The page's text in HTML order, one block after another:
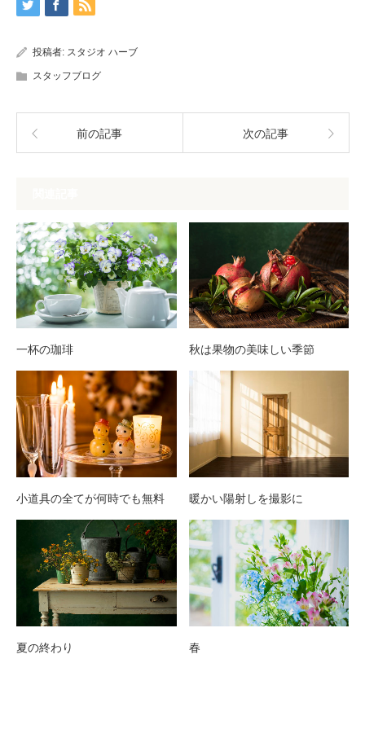
投稿者: スタジオ ハーブ
スタッフブログ
前の記事 次の記事
一杯の珈琲 秋は果物の美味しい季節
小道具の全てが何時でも無料 暖かい陽射しを撮影に
夏の終わり 春